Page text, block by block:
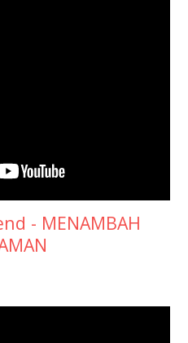
- MENAMBAH